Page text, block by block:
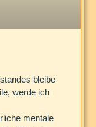
bleibe
werde ich
mentale